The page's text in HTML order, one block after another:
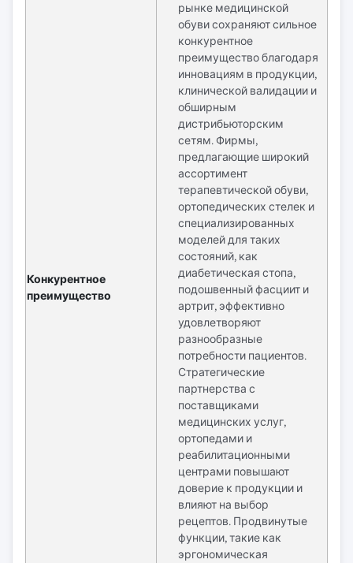
Конкурентное
преимущество
рынке медицинской
обуви сохраняют сильное
конкурентное
преимущество благодаря
инновациям в продукции,
клинической валидации и
обширным
дистрибьюторским
сетям. Фирмы,
предлагающие широкий
ассортимент
терапевтической обуви,
ортопедических стелек и
специализированных
моделей для таких
состояний, как
диабетическая стопа,
подошвенный фасциит и
артрит, эффективно
удовлетворяют
разнообразные
потребности пациентов.
Стратегические
партнерства с
поставщиками
медицинских услуг,
ортопедами и
реабилитационными
центрами повышают
доверие к продукции и
влияют на выбор
рецептов. Продвинутые
функции, такие как
эргономическая